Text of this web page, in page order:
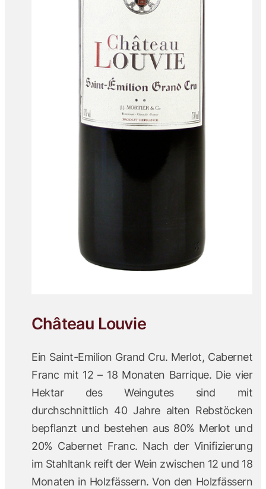
Château Louvie
Ein Saint-Emilion Grand Cru. Merlot, Cabernet
Franc mit 12 – 18 Monaten Barrique. Die vier
Hektar des Weingutes sind mit
durchschnittlich 40 Jahre alten Rebstöcken
bepflanzt und bestehen aus 80% Merlot und
20% Cabernet Franc. Nach der Vinifizierung
im Stahltank reift der Wein zwischen 12 und 18
Monaten in Holzfässern. Von den Holzfässern